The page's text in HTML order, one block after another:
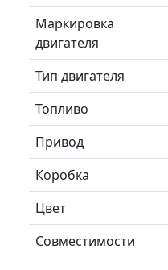
Маркировка
двигателя
Тип двигателя
Топливо
Привод
Коробка
Цвет
Совместимости